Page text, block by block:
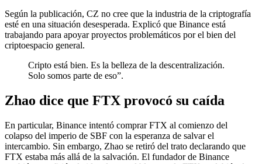
Según la publicación, CZ no cree que la industria de la criptografía
esté en una situación desesperada. Explicó que Binance está
trabajando para apoyar proyectos problemáticos por el bien del
criptoespacio general.
Cripto está bien. Es la belleza de la descentralización.
Solo somos parte de eso”.
Zhao dice que FTX provocó su caída
En particular, Binance intentó comprar FTX al comienzo del
colapso del imperio de SBF con la esperanza de salvar el
intercambio. Sin embargo, Zhao se retiró del trato declarando que
FTX estaba más allá de la salvación. El fundador de Binance